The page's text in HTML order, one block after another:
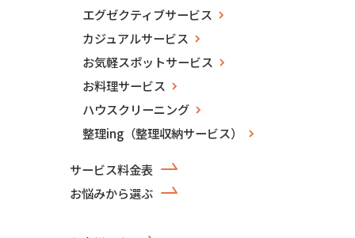
エグゼクティブサービス
カジュアルサービス
お気軽スポットサービス
お料理サービス
ハウスクリーニング
整理ing（整理収納サービス）
サービス料金表
お悩みから選ぶ